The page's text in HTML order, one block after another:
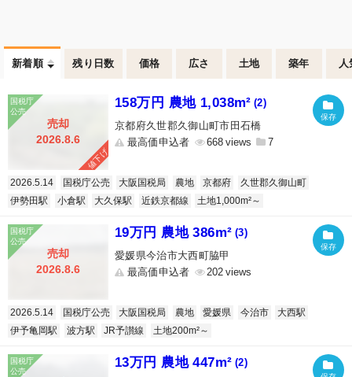
新着順 残り日数 価格 広さ 土地 築年 人
売却
2026.8.6
値下げ
158万円 農地 1,038m² (2)
京都府久世郡久御山町市田石橋
最高価申込者
668 7
2026.5.14 国税庁公売 大阪国税局 農地 京都府
久世郡久御山町
伊勢田駅
小倉駅 大久保駅 近鉄京都線 土地1,000m²～
売却
2026.8.6
19万円 農地 386m² (3)
愛媛県今治市大西町脇甲
最高価申込者
202
2026.5.14 国税庁公売 大阪国税局 農地 愛媛県 今治市
大西駅
伊予亀岡駅
波方駅 JR予讃線 土地200m²～
13万円 農地 447m² (2)